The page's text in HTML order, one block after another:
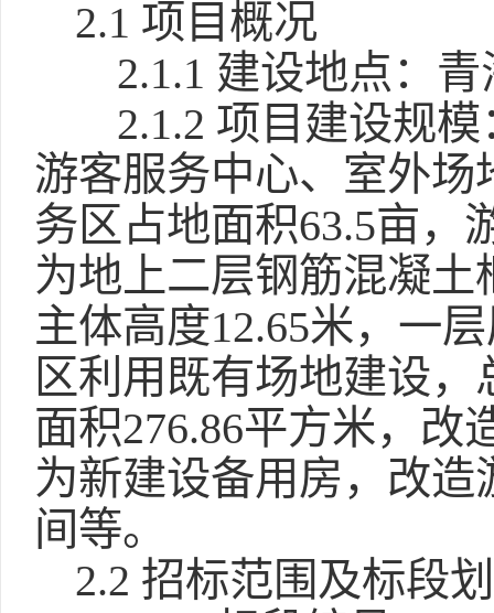
2.1 项目概况
2.1.1 建设地点：
2.1.2 项目建设规
游客服务中心、室外
务区占地面积63.5亩，
为地上二层钢筋混凝
主体高度12.65米，一
区利用既有场地建设
面积276.86平方米，改
为新建设备用房，改
间等。
2.2 招标范围及标段